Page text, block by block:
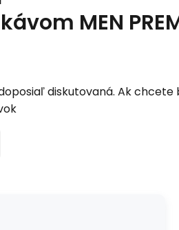
MEN
diskutovaná. Ak chcete